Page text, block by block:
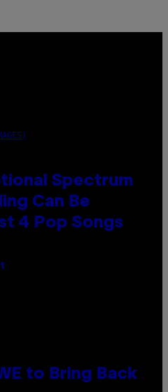
Spectrum
Can Be
4 Pop Songs
to Bring Back